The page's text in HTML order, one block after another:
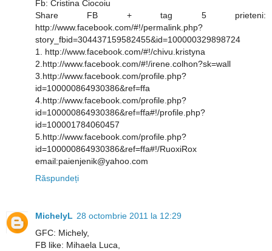
Fb: Cristina Ciocoiu
Share FB + tag 5 prieteni:
http://www.facebook.com/#!/permalink.php?
story_fbid=304437159582455&id=100000329898724
1. http://www.facebook.com/#!/chivu.kristyna
2.http://www.facebook.com/#!/irene.colhon?sk=wall
3.http://www.facebook.com/profile.php?
id=100000864930386&ref=ffa
4.http://www.facebook.com/profile.php?
id=100000864930386&ref=ffa#!/profile.php?
id=100001784060457
5.http://www.facebook.com/profile.php?
id=100000864930386&ref=ffa#!/RuoxiRox
email:paienjenik@yahoo.com
Răspundeți
MichelyL 28 octombrie 2011 la 12:29
GFC: Michely,
FB like: Mihaela Luca,